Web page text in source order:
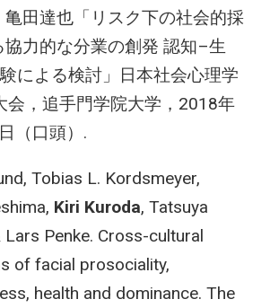
亀田達也「リスク下の社会的採
協力的な分業の創発 認知–生
による検討」日本社会心理学
会，追手門学院大学，2018年
（口頭）.
Tobias L. Kordsmeyer,
Kiri Kuroda, Tatsuya
Lars Penke. Cross-cultural
of facial prosociality,
health and dominance. The